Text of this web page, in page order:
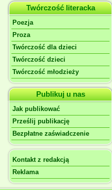
Twórczość literacka
Poezja
Proza
Twórczość dla dzieci
Twórczość dzieci
Twórczość młodzieży
Publikuj u nas
Jak publikować
Prześlij publikację
Bezpłatne zaświadczenie
Kontakt z redakcją
Reklama